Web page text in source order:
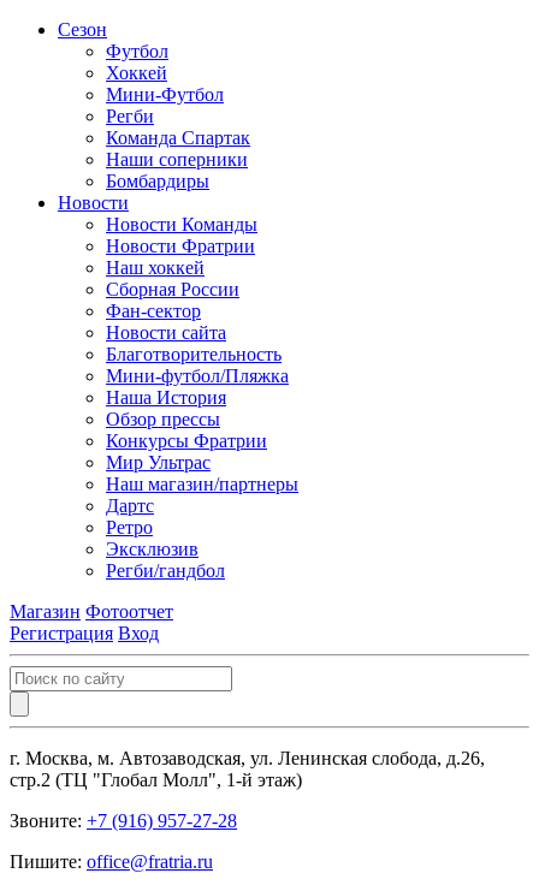
Сезон
Футбол
Хоккей
Мини-Футбол
Регби
Команда Спартак
Наши соперники
Бомбардиры
Новости
Новости Команды
Новости Фратрии
Наш хоккей
Сборная России
Фан-cектор
Новости сайта
Благотворительность
Мини-футбол/Пляжка
Наша История
Обзор прессы
Конкурсы Фратрии
Мир Ультрас
Наш магазин/партнеры
Дартс
Ретро
Эксклюзив
Регби/гандбол
Магазин Фотоотчет
Регистрация Вход
г. Москва, м. Автозаводская, ул. Ленинская слобода, д.26,
стр.2 (ТЦ "Глобал Молл", 1-й этаж)
Звоните: +7 (916) 957-27-28
Пишите: office@fratria.ru